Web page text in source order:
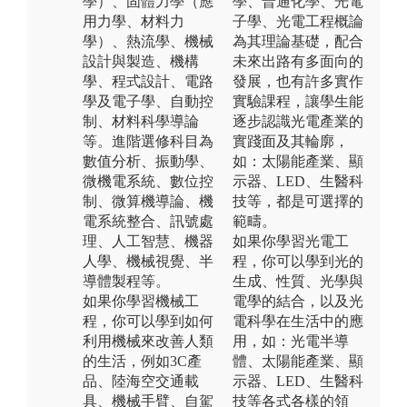
用力學、材料力
學）、熱流學、機械
設計與製造、機構
學、程式設計、電路
學及電子學、自動控
制、材料科學導論
等。進階選修科目為
數值分析、振動學、
微機電系統、數位控
制、微算機導論、機
電系統整合、訊號處
理、人工智慧、機器
人學、機械視覺、半
導體製程等。
如果你學習機械工
程，你可以學到如何
利用機械來改善人類
的生活，例如3C產
品、陸海空交通載
具、機械手臂、自駕
子學、光電工程概論
為其理論基礎，配合
未來出路有多面向的
發展，也有許多實作
實驗課程，讓學生能
逐步認識光電產業的
實踐面及其輪廓，
如：太陽能產業、顯
示器、LED、生醫科
技等，都是可選擇的
範疇。
如果你學習光電工
程，你可以學到光的
生成、性質、光學與
電學的結合，以及光
電科學在生活中的應
用，如：光電半導
體、太陽能產業、顯
示器、LED、生醫科
技等各式各樣的領